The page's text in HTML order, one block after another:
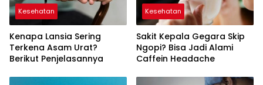
Kesehatan
Kenapa Lansia Sering
Terkena Asam Urat?
Berikut Penjelasannya
Kesehatan
Sakit Kepala Gegara Skip
Ngopi? Bisa Jadi Alami
Caffein Headache